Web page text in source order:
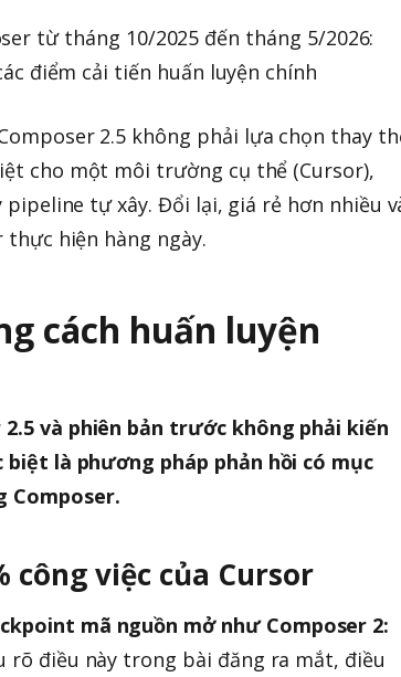
2.5 không phải lựa chọn thay
cho một môi trường cụ thể (Cursor),
tự xây. Đổi lại, giá rẻ hơn nhiều
hiện hàng ngày.
cách huấn luyện
và phiên bản trước không phải kiến
là phương pháp phản hồi có mục
Composer.
công việc của Cursor
mã nguồn mở như Composer 2:
rõ điều này trong bài đăng ra mắt, điều